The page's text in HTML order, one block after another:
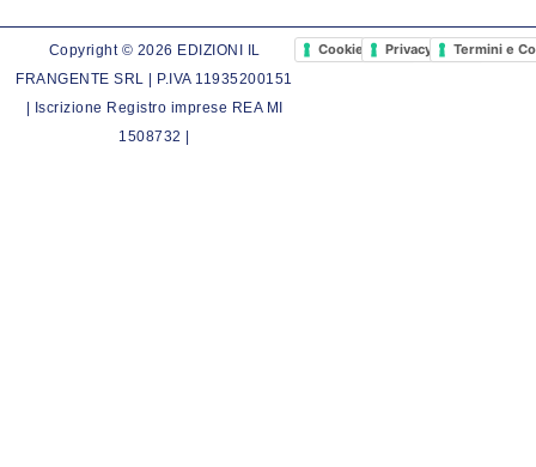
Copyright © 2026 EDIZIONI IL
FRANGENTE SRL | P.IVA 11935200151
| Iscrizione Registro imprese REA MI
1508732 |
Cookie PolicyPrivacy PolicyTermini e